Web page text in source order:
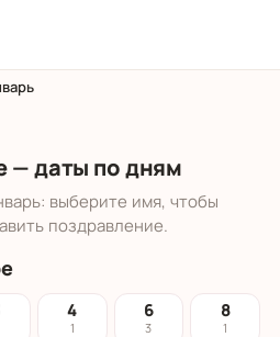
— даты по дням
выберите имя, чтобы
поздравление.
4
1
6
3
8
1